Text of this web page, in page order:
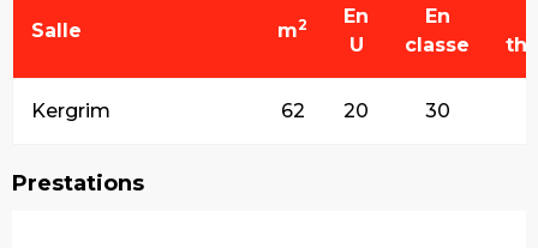
Salle m2
En
U
En
classe
Kergrim 62 20 30
Prestations